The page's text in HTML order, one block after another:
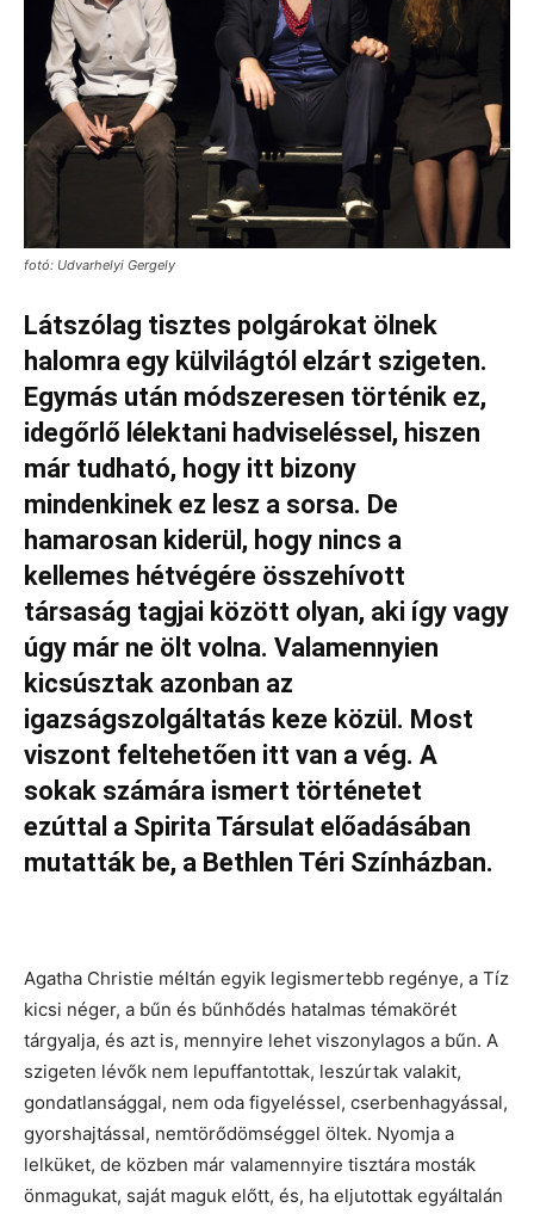
fotó: Udvarhelyi Gergely
Látszólag tisztes polgárokat ölnek
halomra egy külvilágtól elzárt szigeten.
Egymás után módszeresen történik ez,
idegőrlő lélektani hadviseléssel, hiszen
már tudható, hogy itt bizony
mindenkinek ez lesz a sorsa. De
hamarosan kiderül, hogy nincs a
kellemes hétvégére összehívott
társaság tagjai között olyan, aki így vagy
úgy már ne ölt volna. Valamennyien
kicsúsztak azonban az
igazságszolgáltatás keze közül. Most
viszont feltehetően itt van a vég. A
sokak számára ismert történetet
ezúttal a Spirita Társulat előadásában
mutatták be, a Bethlen Téri Színházban.
Agatha Christie méltán egyik legismertebb regénye, a Tíz
kicsi néger, a bűn és bűnhődés hatalmas témakörét
tárgyalja, és azt is, mennyire lehet viszonylagos a bűn. A
szigeten lévők nem lepuffantottak, leszúrtak valakit,
gondatlansággal, nem oda figyeléssel, cserbenhagyással,
gyorshajtással, nemtörődömséggel öltek. Nyomja a
lelküket, de közben már valamennyire tisztára mosták
önmagukat, saját maguk előtt, és, ha eljutottak egyáltalán